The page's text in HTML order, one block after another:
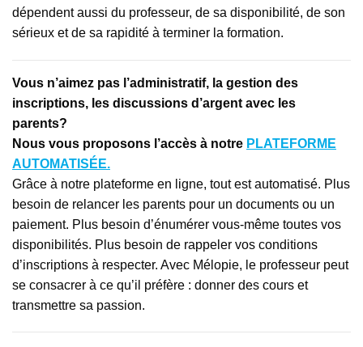
dépendent aussi du professeur, de sa disponibilité, de son
sérieux et de sa rapidité à terminer la formation.
Vous n’aimez pas l’administratif, la gestion des
inscriptions, les discussions d’argent avec les
parents?
Nous vous proposons l’accès à notre PLATEFORME
AUTOMATISÉE.
Grâce à notre plateforme en ligne, tout est automatisé. Plus
besoin de relancer les parents pour un documents ou un
paiement. Plus besoin d’énumérer vous-même toutes vos
disponibilités. Plus besoin de rappeler vos conditions
d’inscriptions à respecter. Avec Mélopie, le professeur peut
se consacrer à ce qu’il préfère : donner des cours et
transmettre sa passion.